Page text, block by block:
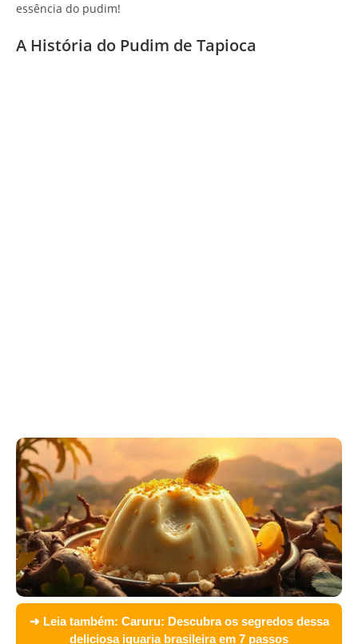
essência do pudim!
A História do Pudim de Tapioca
➜ Leia também: Caruru: Descubra os segredos dessa
deliciosa iguaria brasileira em 7 passos